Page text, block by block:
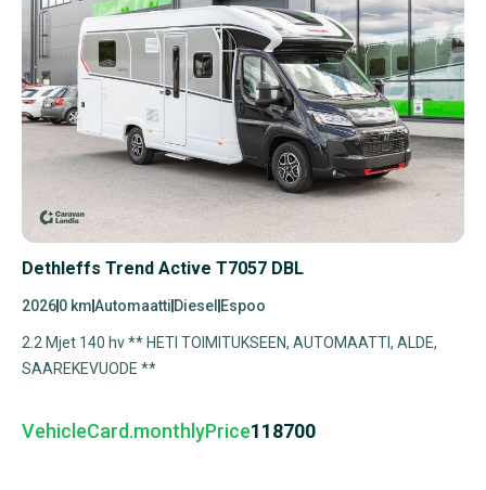
Dethleffs Trend Active T7057 DBL
20260 kmAutomaatti Diesel Espoo
2.2 Mjet 140 hv ** HETI TOIMITUKSEEN, AUTOMAATTI, ALDE,
SAAREKEVUODE **
VehicleCard.monthlyPrice118700